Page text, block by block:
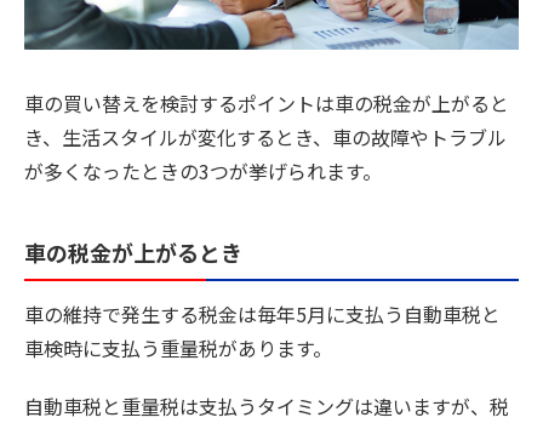
車の買い替えを検討するポイントは車の税金が上がると
き、生活スタイルが変化するとき、車の故障やトラブル
が多くなったときの3つが挙げられます。
車の税金が上がるとき
車の維持で発生する税金は毎年5月に支払う自動車税と
車検時に支払う重量税があります。
自動車税と重量税は支払うタイミングは違いますが、税